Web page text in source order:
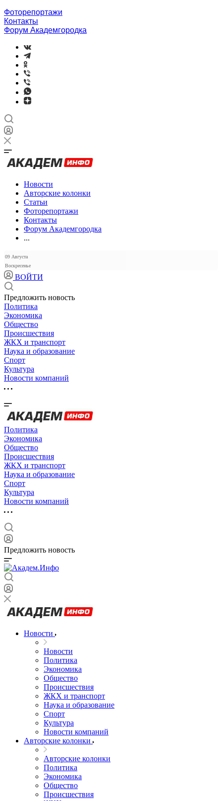
Фоторепортажи
Контакты
Форум Академгородка
Новости
Авторские колонки
Статьи
Фоторепортажи
Контакты
Форум Академгородка
...
09 Августа
Воскресенье
ВОЙТИ
Предложить новость
Политика
Экономика
Общество
Происшествия
ЖКХ и транспорт
Наука и образование
Спорт
Культура
Новости компаний
Политика
Экономика
Общество
Происшествия
ЖКХ и транспорт
Наука и образование
Спорт
Культура
Новости компаний
Предложить новость
Новости
Новости
Политика
Экономика
Общество
Происшествия
ЖКХ и транспорт
Наука и образование
Спорт
Культура
Новости компаний
Авторские колонки
Авторские колонки
Политика
Экономика
Общество
Происшествия